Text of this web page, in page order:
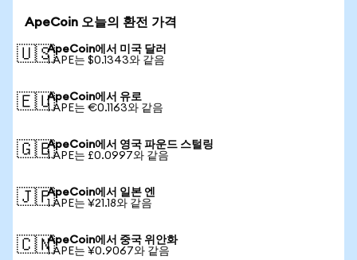
ApeCoin 오늘의 환전 가격
🇺🇸ApeCoin에서 미국 달러
1 APE는 $0.1343와 같음
🇪🇺ApeCoin에서 유로
1 APE는 €0.1163와 같음
🇬🇧ApeCoin에서 영국 파운드 스털링
1 APE는 £0.0997와 같음
🇯🇵ApeCoin에서 일본 엔
1 APE는 ¥21.18와 같음
🇨🇳ApeCoin에서 중국 위안화
1 APE는 ¥0.9067와 같음